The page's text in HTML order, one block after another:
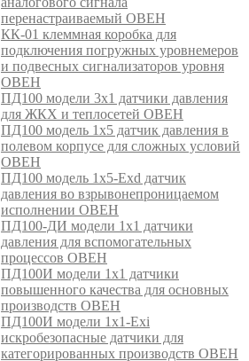
перенастраиваемый ОВЕН
КК-01 клеммная коробка для
подключения погружных уровнемеров
и подвесных сигнализаторов уровня
ОВЕН
ПД100 модели 3х1 датчики давления
для ЖКХ и теплосетей ОВЕН
ПД100 модель 1х5 датчик давления в
полевом корпусе для сложных условий
ОВЕН
ПД100 модель 1х5-Exd датчик
давления во взрывонепроницаемом
исполнении ОВЕН
ПД100-ДИ модели 1х1 датчики
давления для вспомогательных
процессов ОВЕН
ПД100И модели 1х1 датчики
повышенного качества для основных
производств ОВЕН
ПД100И модели 1х1-Exi
искробезопасные датчики для
категорированных производств ОВЕН